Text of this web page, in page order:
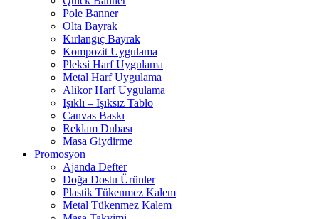
Pole Banner
Olta Bayrak
Kırlangıç Bayrak
Kompozit Uygulama
Pleksi Harf Uygulama
Metal Harf Uygulama
Alikor Harf Uygulama
Işıklı – Işıksız Tablo
Canvas Baskı
Reklam Dubası
Masa Giydirme
Promosyon
Ajanda Defter
Doğa Dostu Ürünler
Plastik Tükenmez Kalem
Metal Tükenmez Kalem